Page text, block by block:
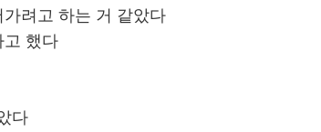
려고 하는 거 같았다
고 했다
다